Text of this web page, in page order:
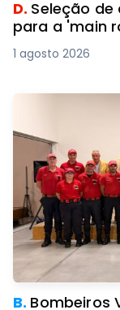
D. Seleção
para a 'main
1 agosto 2026
B. Bombeiros